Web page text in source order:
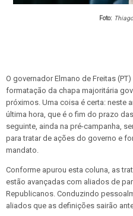
Foto:
O governador Elmano de Freitas
formatação da chapa majoritária
próximos. Uma coisa é certa: neste
última hora, que é o fim do prazo
seguinte, ainda na pré-campanha,
para tratar de ações do governo e
mandato.
Conforme apurou esta coluna, as
estão avançadas com aliados de
Republicanos. Conduzindo
aliados que as definições sairão